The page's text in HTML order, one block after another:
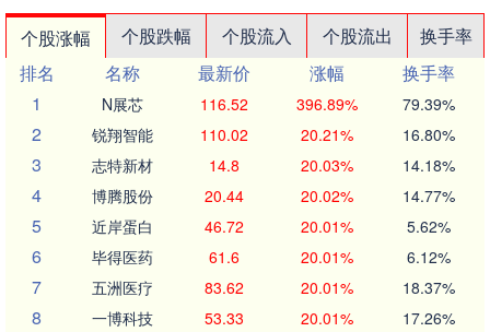
个股涨幅 个股跌幅 个股流入 个股流出
换手率
排名
名称 最新价 涨幅
换手率
1
N展芯 116.52 396.89% 79.39%
2 锐翔智能 110.02 20.21% 16.80%
3 志特新材 14.8 20.03% 14.18%
4 博腾股份 20.44 20.02% 14.77%
5 近岸蛋白 46.72 20.01% 5.62%
6 毕得医药 61.6 20.01% 6.12%
7 五洲医疗 83.62 20.01% 18.37%
8 一博科技 53.33 20.01% 17.26%